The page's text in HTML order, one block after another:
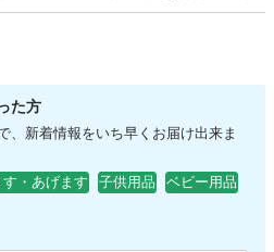
た方
、新着情報をいち早くお届け出来ま
・あげます 子供用品
ベビー用品